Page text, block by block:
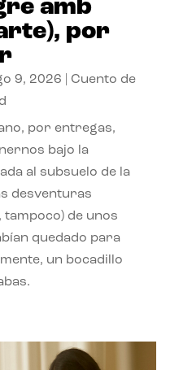
amb
por
9, 2026
Cuento de
por entregas,
bajo la
al subsuelo de la
desventuras
de unos
quedado para
un bocadillo